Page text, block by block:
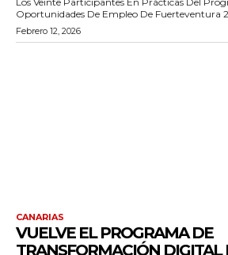
Oportunidades De Empleo De Fuerteventura
Febrero 12, 2026
CANARIAS
VUELVE EL PROGRAMA DE
TRANSFORMACIÓN DIGITAL